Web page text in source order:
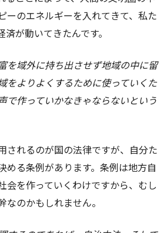
ーのエネルギーを入れてきて、私た
が動いてきたんです。
を域外に持ち出させず地域の中に留
をよりよくするために使っていくた
で作っていかなきゃならないという
されるのが国の法律ですが、自分た
める条例があります。条例は地方自
会を作っていくわけですから、むし
のかもしれません。